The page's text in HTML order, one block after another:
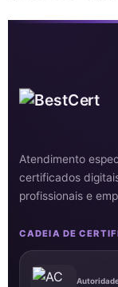
Atendimento
certificados
profissionais e
CADEIA DE